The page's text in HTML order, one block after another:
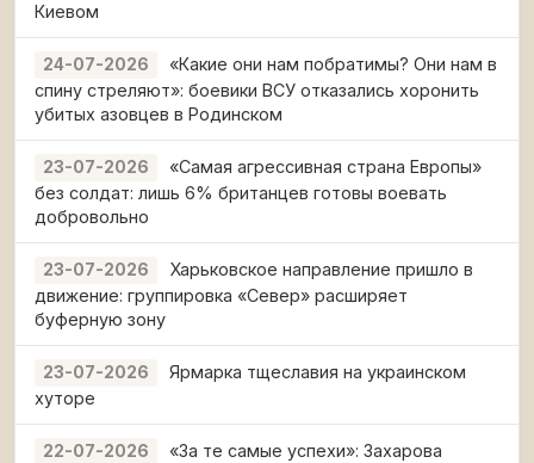
Киевом
24-07-2026
«Какие они нам побратимы? Они нам в
спину стреляют»: боевики ВСУ отказались хоронить
убитых азовцев в Родинском
23-07-2026
«Самая агрессивная страна Европы»
без солдат: лишь 6% британцев готовы воевать
добровольно
23-07-2026
Харьковское направление пришло в
движение: группировка «Север» расширяет
буферную зону
23-07-2026
Ярмарка тщеславия на украинском
хуторе
22-07-2026
«За те самые успехи»: Захарова